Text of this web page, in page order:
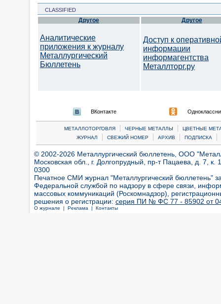
CLASSIFIED
Другое
Аналитические
приложения к журналу
Металлургический
Бюллетень
Другое
Доступ к
информации
информагентства
Металлторг.ру
ВКонтакте
МЕТАЛЛОТОРГОВЛЯ | ЧЕРНЫЕ МЕТАЛЛЫ |
ЦВЕТНЫЕ
ЖУРНАЛ
| СВЕЖИЙ НОМЕР | АРХИВ | ПОДПИСКА |
© 2002-2026 Металлургический бюллетень, ООО
Московская обл., г. Долгопрудный, пр-т Пацаева, д. 7,
0300
Печатное СМИ журнал "Металлургический бюллетень"
Федеральной службой по надзору в сфере связи,
массовых коммуникаций (Роскомнадзор),
решения о регистрации: серия ПИ № ФС 77 - 85902 от 04
О журнале | Реклама | Контакты